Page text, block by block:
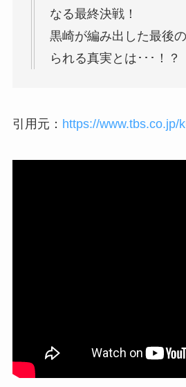
なる最終決戦！
黒崎が編み出した最後
られる真実とは･･･！？
引用元： https://www.tbs.co.jp/